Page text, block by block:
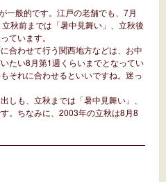
一般的です。江戸の老舗でも、7月
秋前までは「暑中見舞い」、立秋後
ています。
合わせて行う関西地方などは、お中
たい8月第1週くらいまでとなってい
それに合わせるといいですね。迷っ
しも、立秋までは「暑中見舞い」、
。ちなみに、2003年の立秋は8月8